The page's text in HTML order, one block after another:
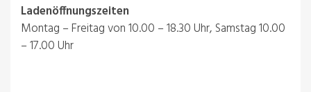
Ladenöffnungszeiten
Montag – Freitag von 10.00 – 18.30 Uhr, Samstag 10.00
– 17.00 Uhr